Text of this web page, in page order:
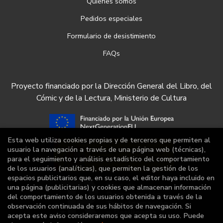
Pedidos especiales
Formulario de desistimiento
FAQs
Proyecto financiado por la Dirección General del Libro, del
Cómic y de la Lectura, Ministerio de Cultura
Esta web utiliza cookies propias y de terceros que permiten al
usuario la navegación a través de una página web (técnicas),
para el seguimiento y análisis estadístico del comportamiento
de los usuarios (analíticas), que permiten la gestión de los
espacios publicitarios que, en su caso, el editor haya incluido en
una página (publicitarias) y cookies que almacenan información
del comportamiento de los usuarios obtenida a través de la
observación continuada de sus hábitos de navegación. Si
acepta este aviso consideraremos que acepta su uso. Puede